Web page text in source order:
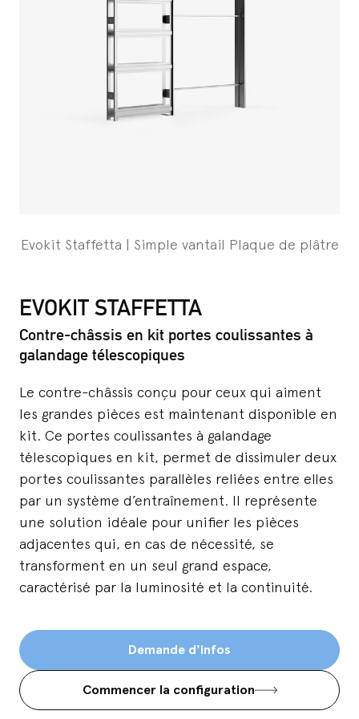
Evokit Staffetta | Simple vantail Plaque de plâtre
EVOKIT STAFFETTA
Contre-châssis en kit portes coulissantes à
galandage télescopiques
Le contre-châssis conçu pour ceux qui aiment
les grandes pièces est maintenant disponible en
kit. Ce portes coulissantes à galandage
télescopiques en kit, permet de dissimuler deux
portes coulissantes parallèles reliées entre elles
par un système d’entraînement. Il représente
une solution idéale pour unifier les pièces
adjacentes qui, en cas de nécessité, se
transforment en un seul grand espace,
caractérisé par la luminosité et la continuité.
Demande d'infos
Commencer la configuration